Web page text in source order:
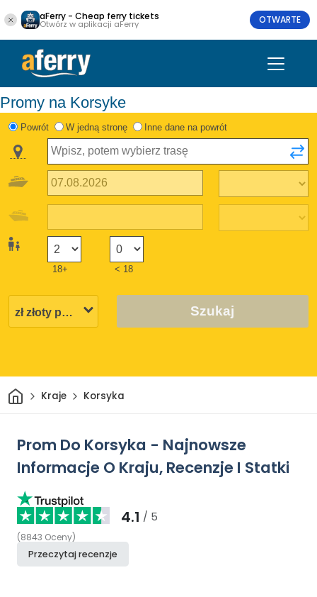
aFerry - Cheap ferry tickets
Otwórz w aplikacji aFerry OTWARTE
Promy na Korsyke
Powrót W jedną stronę Inne dane na powrót
18+ < 18
Szukaj
DomKraje Korsyka
Prom Do Korsyka - Najnowsze
Informacje O Kraju, Recenzje I Statki
4.1 / 5
(8843 Oceny)
Przeczytaj recenzje